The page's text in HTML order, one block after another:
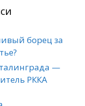
борец за
—
РККА